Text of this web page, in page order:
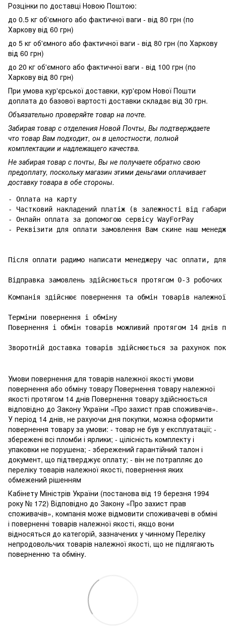
Розцінки по доставці Новою Поштою:
до 0.5 кг об'ємного або фактичної ваги - від 80 грн (по
Харкову від 60 грн)
до 5 кг об'ємного або фактичної ваги - від 80 грн (по Харкову
від 60 грн)
до 20 кг об'ємного або фактичної ваги - від 100 грн (по
Харкову від 80 грн)
При умова кур'єрської доставки, кур'єром Нової Пошти
доплата до базової вартості доставки складає від 30 грн.
Объязательно проверяйте товар на почте.
Забирая товар с отделения Новой Почты, Вы подтверждаете
что товар Вам подходит, он в целостности, полной
комплектации и надлежащего качества.
Не забирая товар с почты, Вы не получаете обратно свою
предоплату, поскольку магазин этими деньгами оплачивает
доставку товара в обе стороны.
- Оплата на карту
- Частковий накладений платіж (в залежності від
- Онлайн оплата за допомогою сервісу WayForPay
- Реквізити для оплати замовлення Вам скине наш
Після оплати радимо написати менеджеру час оплати,
Відправка замовлень здійснюється протягом 0-3
Компанія здійснює повернення та обмін товарів
Терміни повернення і обміну
Повернення і обмін товарів можливий протягом 14 днів
Зворотній доставка товарів здійснюється за рахунок
Умови повернення для товарів належної якості умови
повернення або обміну товару Повернення товару належної
якості протягом 14 днів Повернення товару здійснюється
відповідно до Закону України «Про захист прав споживачів».
У період 14 днів, не рахуючи дня покупки, можна оформити
повернення товару за умови: - товар не був у експлуатації; -
збережені всі пломби і ярлики; - цілісність комплекту і
упаковки не порушена; - збережений гарантійний талон і
документ, що підтверджує оплату; - він не потрапляє до
переліку товарів належної якості, повернення яких
обмежений рішенням
Кабінету Міністрів України (постанова від 19 березня 1994
року № 172) Відповідно до Закону «Про захист прав
споживачів», компанія може відмовити споживачеві в обміні
і поверненні товарів належної якості, якщо вони
відносяться до категорій, зазначених у чинному Переліку
непродовольчих товарів належної якості, що не підлягають
поверненню та обміну.